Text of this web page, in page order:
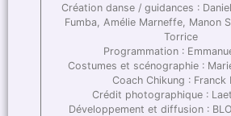
Création danse / guidances :
Fumba, Amélie Marneffe, Manon
Torrice
Programmation :
Costumes et scénographie :
Coach Chikung : Franck
Crédit photographique :
Développement et diffusion :